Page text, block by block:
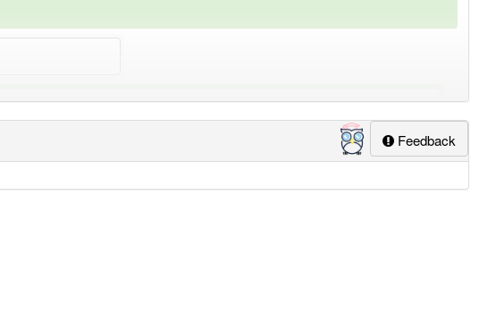
93% unserer Spielapp-Nutzer haben den Artikel korrekt erraten.
Feedback